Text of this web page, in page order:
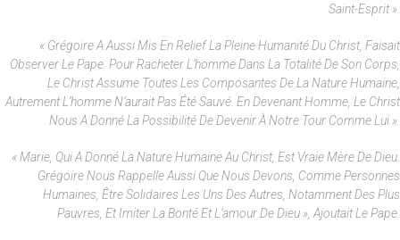
Saint-Esprit ».
« Grégoire A Aussi Mis En Relief La Pleine Humanité Du Christ, Faisait
Observer Le Pape. Pour Racheter L’homme Dans La Totalité De Son Corps,
Le Christ Assume Toutes Les Composantes De La Nature Humaine,
Autrement L’homme N’aurait Pas Été Sauvé. En Devenant Homme, Le Christ
Nous A Donné La Possibilité De Devenir À Notre Tour Comme Lui ».
« Marie, Qui A Donné La Nature Humaine Au Christ, Est Vraie Mère De Dieu.
Grégoire Nous Rappelle Aussi Que Nous Devons, Comme Personnes
Humaines, Être Solidaires Les Uns Des Autres, Notamment Des Plus
Pauvres, Et Imiter La Bonté Et L’amour De Dieu », Ajoutait Le Pape.